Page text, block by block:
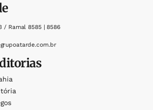
/ Ramal 8585 | 8586